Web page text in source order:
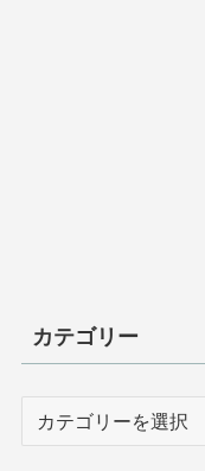
カテゴリー